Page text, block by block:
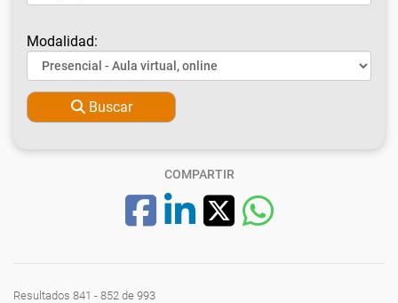
Modalidad:
Buscar
COMPARTIR
Resultados 841 - 852 de 993